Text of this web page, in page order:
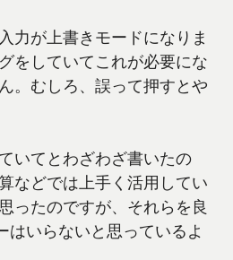
力が上書きモードになりま
をしていてこれが必要にな
。むしろ、誤って押すとや
いてとわざわざ書いたの
などでは上手く活用してい
ったのですが、それらを良
はいらないと思っているよ